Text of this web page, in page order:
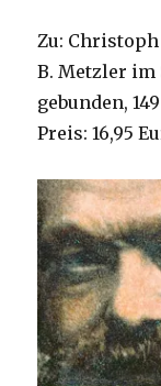
Zu:
B. Metzler im
gebunden,
Preis: 16,95